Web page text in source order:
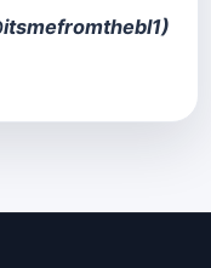
)